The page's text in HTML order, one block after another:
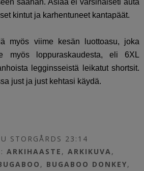
kintut ja karhentuneet kantapäät.
myös viime kesän luottoasu, joka
myös loppuraskaudesta, eli 6XL
legginsseistä leikatut shortsit.
just ja just kehtasi käydä.
STORGÅRDS 23:14
ARKIHAASTE , ARKIKUVA ,
, BUGABOO DONKEY,